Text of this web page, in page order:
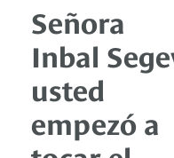
Señora
Inbal
usted
empezó a